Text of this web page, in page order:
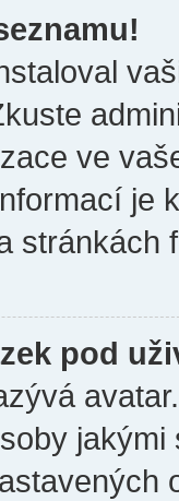
ve
je
stránkách
pod